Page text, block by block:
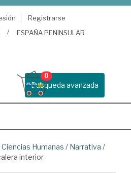
Registrarse
ESPAÑA PENINSULAR
Busqueda avanzada
0
Humanas / Narrativa /
interior